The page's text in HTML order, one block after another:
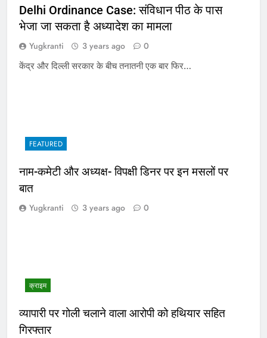
Delhi Ordinance Case: संविधान पीठ के पास
भेजा जा सकता है अध्यादेश का मामला
Yugkranti 3 years ago 0
केंद्र और दिल्ली सरकार के बीच तनातनी एक बार फिर…
FEATURED
नाम-कमेटी और अध्यक्ष- विपक्षी डिनर पर इन मसलों पर
बात
Yugkranti 3 years ago 0
क्राइम
व्यापारी पर गोली चलाने वाला आरोपी को हथियार सहित
गिरफ्तार